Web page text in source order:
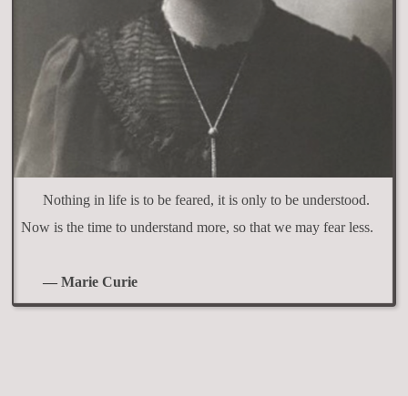
Nothing in life is to be feared, it is only to be understood.
Now is the time to understand more, so that we may fear less.
— Marie Curie